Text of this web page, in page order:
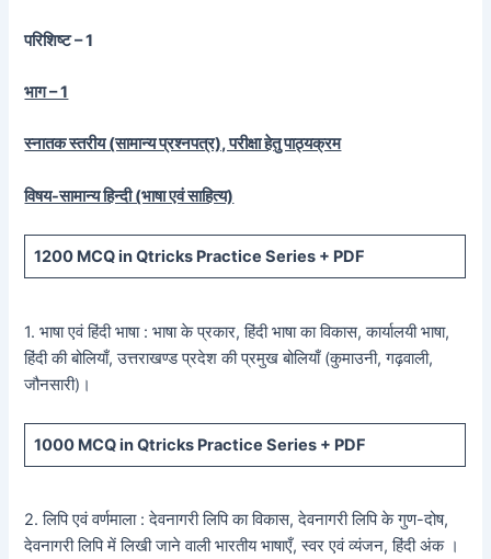
परिशिष्ट – 1
भाग – 1
स्नातक स्तरीय (सामान्य प्रश्नपत्र), परीक्षा हेतु पाठ्यक्रम
विषय-सामान्य हिन्दी (भाषा एवं साहित्य)
1200 MCQ in Qtricks Practice Series + PDF
1. भाषा एवं हिंदी भाषा : भाषा के प्रकार, हिंदी भाषा का विकास, कार्यालयी भाषा,
हिंदी की बोलियाँ, उत्तराखण्ड प्रदेश की प्रमुख बोलियाँ (कुमाउनी, गढ़वाली,
जौनसारी)।
1000 MCQ in Qtricks Practice Series + PDF
2. लिपि एवं वर्णमाला : देवनागरी लिपि का विकास, देवनागरी लिपि के गुण-दोष,
देवनागरी लिपि में लिखी जाने वाली भारतीय भाषाएँ, स्वर एवं व्यंजन, हिंदी अंक ।